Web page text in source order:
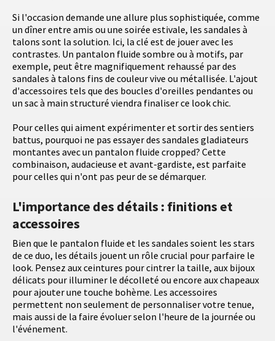
Si l'occasion demande une allure plus sophistiquée, comme
un dîner entre amis ou une soirée estivale, les sandales à
talons sont la solution. Ici, la clé est de jouer avec les
contrastes. Un pantalon fluide sombre ou à motifs, par
exemple, peut être magnifiquement rehaussé par des
sandales à talons fins de couleur vive ou métallisée. L'ajout
d'accessoires tels que des boucles d'oreilles pendantes ou
un sac à main structuré viendra finaliser ce look chic.
Pour celles qui aiment expérimenter et sortir des sentiers
battus, pourquoi ne pas essayer des sandales gladiateurs
montantes avec un pantalon fluide cropped? Cette
combinaison, audacieuse et avant-gardiste, est parfaite
pour celles qui n'ont pas peur de se démarquer.
L'importance des détails : finitions et
accessoires
Bien que le pantalon fluide et les sandales soient les stars
de ce duo, les détails jouent un rôle crucial pour parfaire le
look. Pensez aux ceintures pour cintrer la taille, aux bijoux
délicats pour illuminer le décolleté ou encore aux chapeaux
pour ajouter une touche bohème. Les accessoires
permettent non seulement de personnaliser votre tenue,
mais aussi de la faire évoluer selon l'heure de la journée ou
l'événement.